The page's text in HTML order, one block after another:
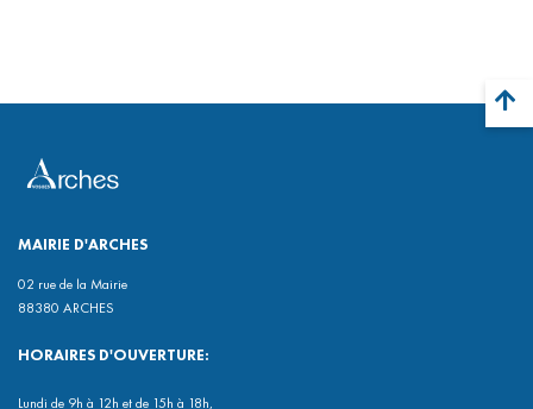
MAIRIE D'ARCHES
02 rue de la Mairie
88380 ARCHES
HORAIRES D'OUVERTURE:
Lundi de 9h à 12h et de 15h à 18h,